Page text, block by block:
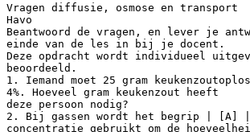
Vragen diffusie, osmose en transport
Havo
Beantwoord de vragen, en lever je
einde van de les in bij je docent.
Deze opdracht wordt individueel
beoordeeld.
1. Iemand moet 25 gram
4%. Hoeveel gram keukenzout heeft
deze persoon nodig?
2. Bij gassen wordt het begrip |
concentratie gebruikt om de